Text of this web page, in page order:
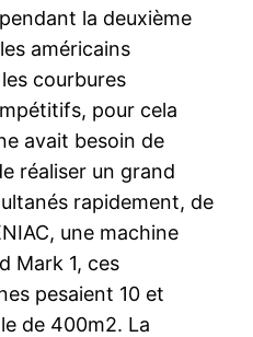
la deuxième
américains
courbures
pour cela
avait besoin de
réaliser un grand
rapidement, de
une machine
Mark 1, ces
pesaient 10 et
de 400m2. La